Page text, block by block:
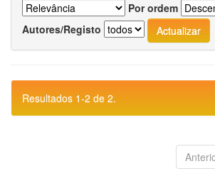
Por ordem
Autores/Registo
Resultados 1-2 de 2.